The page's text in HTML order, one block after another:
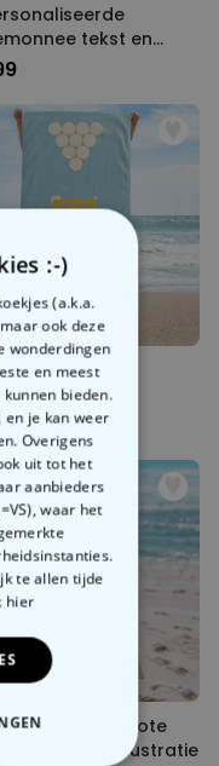
tekst en
Handtuch
tote
vakantie illustratie
:-)
(a.k.a.
ook deze
wonderdingen
en meest
bieden.
en je kan weer
Overigens
uit tot het
aanbieders
waar het
te allen tijde
hier